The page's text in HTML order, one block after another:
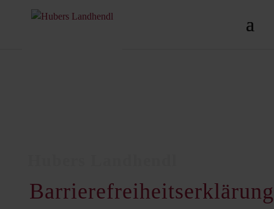
Barrierefreiheitserklärung